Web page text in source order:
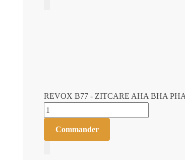
REVOX B77 - ZITCARE AHA BHA
quantité de REVOX B77 - ZITCARE
Commander